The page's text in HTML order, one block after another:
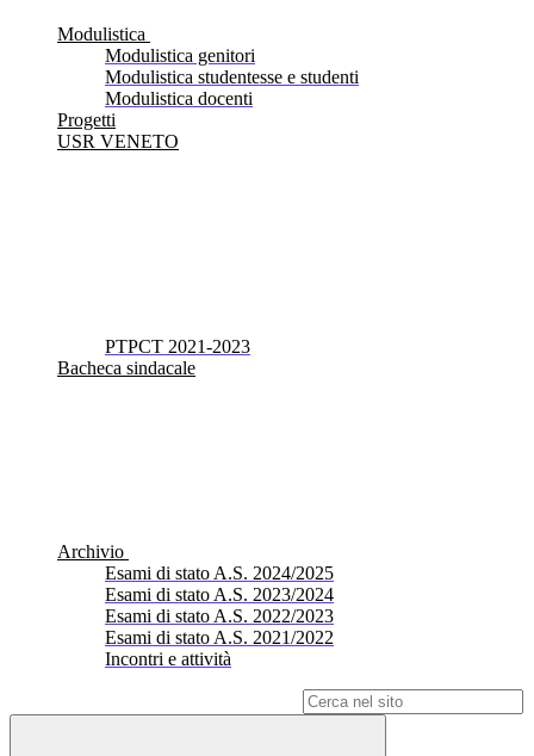
Modulistica
Modulistica genitori
Modulistica studentesse e studenti
Modulistica docenti
Progetti
USR VENETO
PTPCT 2021-2023
Bacheca sindacale
Archivio
Esami di stato A.S. 2024/2025
Esami di stato A.S. 2023/2024
Esami di stato A.S. 2022/2023
Esami di stato A.S. 2021/2022
Incontri e attività